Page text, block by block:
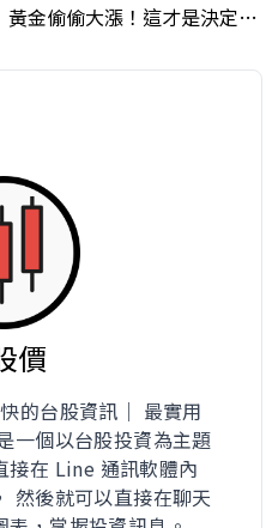
黃金偷偷大漲！這才是決定台股生死的「真風向球」！｜Mr.Jimmy高志銘 #黃金 #美元指數 #聯準會
價
的台股資訊｜ 最實用
一個以台股投資為主題
接在 Line 通訊軟體內
然後就可以直接在聊天